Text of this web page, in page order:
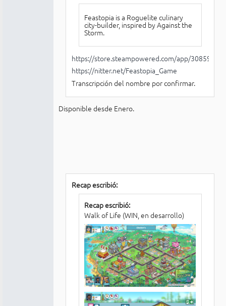
Feastopia is a Roguelite culinary
city-builder, inspired by Against the
Storm.
https://store.steampowered.com/app/3085910/
https://nitter.net/Feastopia_Game
Transcripción del nombre por confirmar.
Disponible desde Enero.
Recap escribió:
Recap escribió:
Walk of Life (WIN, en desarrollo)